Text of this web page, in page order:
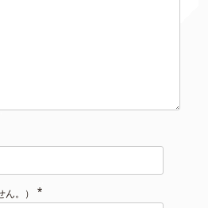
。） *